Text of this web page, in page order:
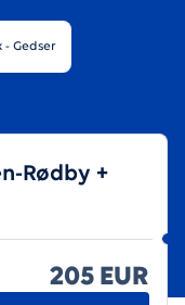
- Gedser
Rødby +
205 EUR